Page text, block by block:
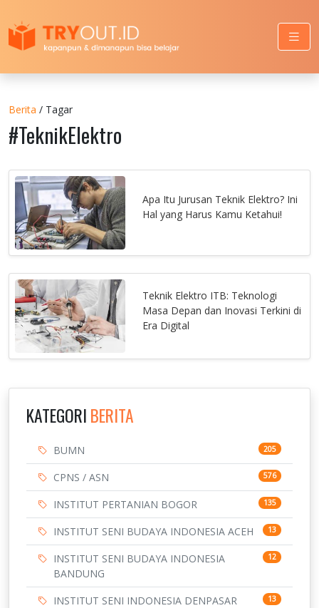
Berita / Tagar
#TeknikElektro
Apa Itu Jurusan Teknik Elektro? Ini
Hal yang Harus Kamu Ketahui!
Teknik Elektro ITB: Teknologi
Masa Depan dan Inovasi Terkini di
Era Digital
KATEGORI BERITA
BUMN 205
CPNS / ASN 576
INSTITUT PERTANIAN BOGOR 135
INSTITUT SENI BUDAYA INDONESIA ACEH 13
INSTITUT SENI BUDAYA INDONESIA
BANDUNG
12
INSTITUT SENI INDONESIA DENPASAR 13